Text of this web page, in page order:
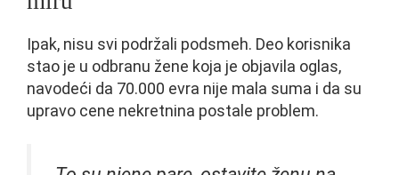
Ipak, nisu svi podržali podsmeh. Deo korisnika
stao je u odbranu žene koja je objavila oglas,
navodeći da 70.000 evra nije mala suma i da su
upravo cene nekretnina postale problem.